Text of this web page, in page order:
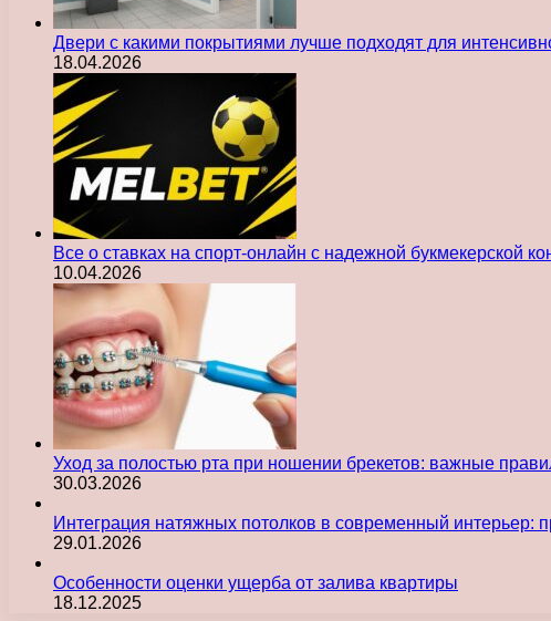
Двери с какими покрытиями лучше подходят для
18.04.2026
Все о ставках на спорт-онлайн с надежной букмекерской
10.04.2026
Уход за полостью рта при ношении брекетов: важные
30.03.2026
Интеграция натяжных потолков в современный интерьер:
29.01.2026
Особенности оценки ущерба от залива квартиры
18.12.2025